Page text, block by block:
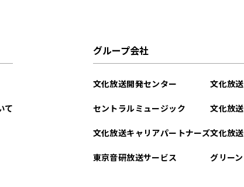
て
グループ会社
文化放送開発センター
セントラルミュージック
文化放送キャリアパートナーズ
東京音研放送サービス
文化放
文化放
文化放
グリー